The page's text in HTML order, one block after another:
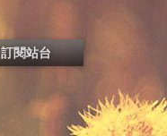
訂閱站台